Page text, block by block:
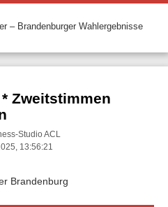
– Brandenburger Wahlergebnisse
Zweitstimmen
Studio ACL
13:56:21
Brandenburg